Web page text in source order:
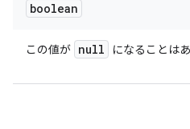
boolean
この値が null になることは